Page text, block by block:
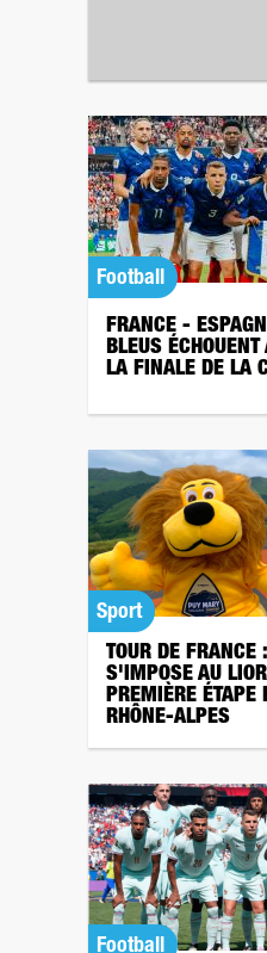
Football
FRANCE -
BLEUS
LA FINALE DE LA
Sport
TOUR DE FRANCE
S'IMPOSE AU
PREMIÈRE ÉTAPE
RHÔNE-ALPES
Football